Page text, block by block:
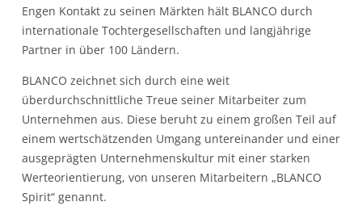
Engen Kontakt zu seinen Märkten hält BLANCO durch
internationale Tochtergesellschaften und langjährige
Partner in über 100 Ländern.
BLANCO zeichnet sich durch eine weit
überdurchschnittliche Treue seiner Mitarbeiter zum
Unternehmen aus. Diese beruht zu einem großen Teil auf
einem wertschätzenden Umgang untereinander und einer
ausgeprägten Unternehmenskultur mit einer starken
Werteorientierung, von unseren Mitarbeitern „BLANCO
Spirit“ genannt.